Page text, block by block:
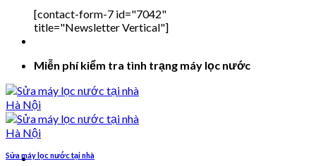
[contact-form-7 id="7042"
title="Newsletter Vertical"]
Miễn phí kiểm tra tình trạng máy lọc nước
Sửa máy lọc nước tại nhà